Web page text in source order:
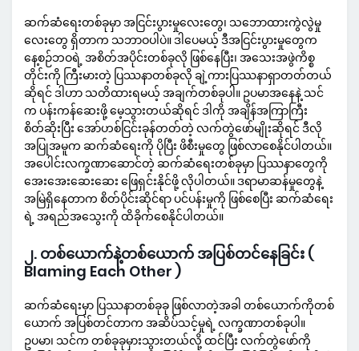
ဆက်ဆံရေးတစ်ခုမှာ အငြင်းပွားမှုလေးတွေ၊ သဘောထားကွဲလွဲမှု
လေးတွေ ရှိတာက သဘာဝပါပဲ။ ဒါပေမယ့် ဒီအငြင်းပွားမှုတွေက
နေ့စဉ်ဘဝရဲ့ အစိတ်အပိုင်းတစ်ခုလို ဖြစ်နေပြီး၊ အသေးအဖွဲကိစ္စ
တိုင်းကို ကြီးမားတဲ့ ပြဿနာတစ်ခုလို ချဲ့ကားပြဿနာရှာတတ်တယ်
ဆိုရင် ဒါဟာ သတိထားရမယ့် အချက်တစ်ခုပါ။ ဥပမာအနေနဲ့ သင်
က ပန်းကန်ဆေးဖို့ မေ့သွားတယ်ဆိုရင် ဒါကို အချိန်အကြာကြီး
စိတ်ဆိုးပြီး အော်ဟစ်ငြင်းခုန်တတ်တဲ့ လက်တွဲဖော်မျိုးဆိုရင် ဒီလို
အပြုအမူက ဆက်ဆံရေးကို ပိုပြီး ဖိစီးမှုတွေ ဖြစ်လာစေနိုင်ပါတယ်။
အပေါင်းလက္ခဏာဆောင်တဲ့ ဆက်ဆံရေးတစ်ခုမှာ ပြဿနာတွေကို
အေးအေးဆေးဆေး ဖြေရှင်းနိုင်ဖို့ လိုပါတယ်။ ဒရာမာဆန်မှုတွေနဲ့
အမြဲရှိနေတာက စိတ်ပိုင်းဆိုင်ရာ ပင်ပန်းမှုကို ဖြစ်စေပြီး ဆက်ဆံရေး
ရဲ့ အရည်အသွေးကို ထိခိုက်စေနိုင်ပါတယ်။
၂. တစ်ယောက်နဲ့တစ်ယောက် အပြစ်တင်နေခြင်း (
Blaming Each Other )
ဆက်ဆံရေးမှာ ပြဿနာတစ်ခုခု ဖြစ်လာတဲ့အခါ တစ်ယောက်ကိုတစ်
ယောက် အပြစ်တင်တာက အဆိပ်သင့်မှုရဲ့ လက္ခဏာတစ်ခုပါ။
ဥပမာ၊ သင်က တစ်ခုခုမှားသွားတယ်လို့ ထင်ပြီး လက်တွဲဖော်ကို